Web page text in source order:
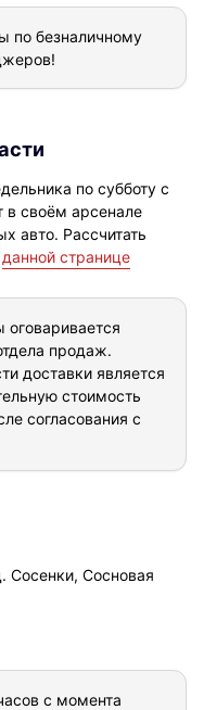
по безналичному
по субботу с
своём арсенале
авто. Рассчитать
данной странице
оговаривается
продаж.
доставки является
стоимость
согласования с
Сосенки, Сосновая
с момента